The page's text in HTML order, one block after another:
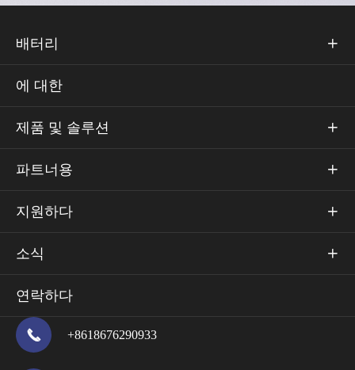
배터리 
에 대한
제품 및 솔루션 
파트너용 
지원하다 
소식 
연락하다
 +8618676290933